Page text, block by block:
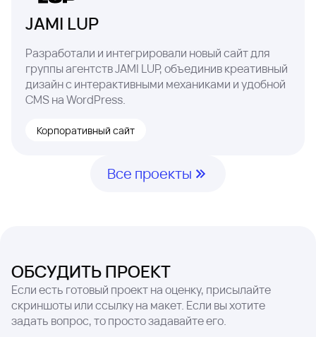
JAMI LUP
Разработали и интегрировали новый сайт для
группы агентств JAMI LUP, объединив креативный
дизайн с интерактивными механиками и удобной
CMS на WordPress.
Корпоративный сайт
Все проекты
ОБСУДИТЬ ПРОЕКТ
Если есть готовый проект на оценку, присылайте
скриншоты или ссылку на макет. Если вы хотите
задать вопрос, то просто задавайте его.